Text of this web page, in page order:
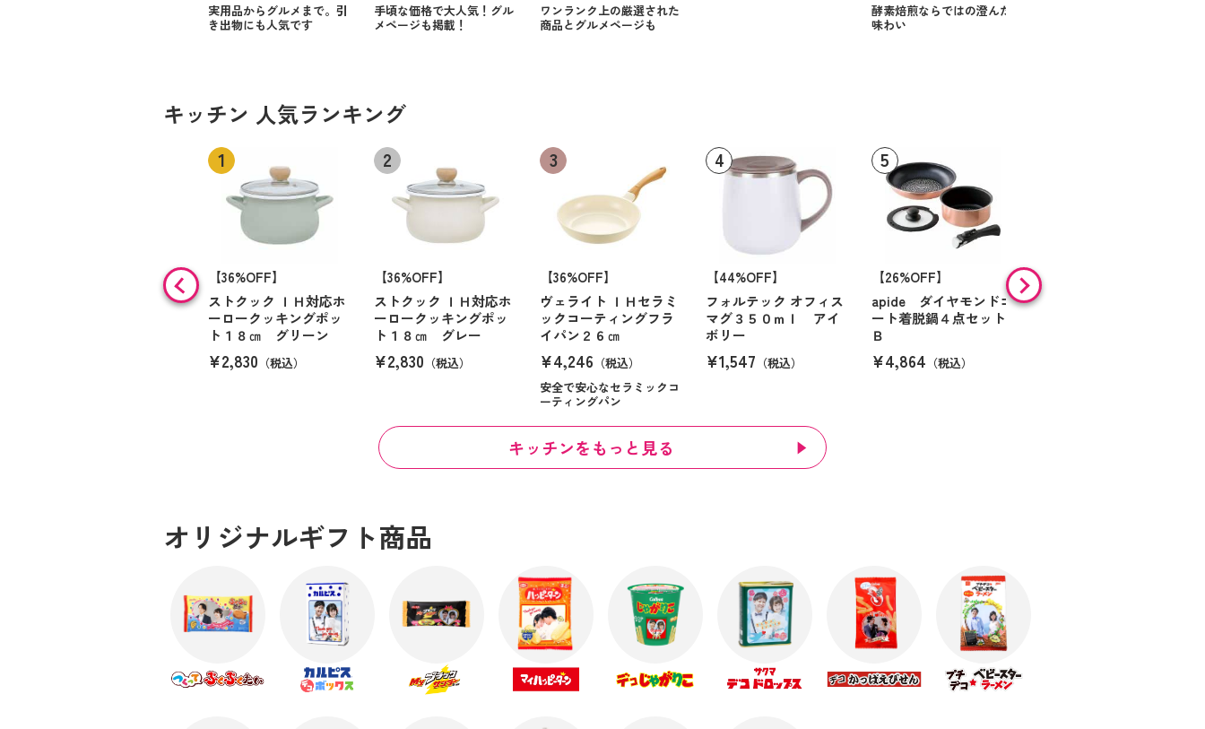
実用品からグルメまで。引
き出物にも人気です
手頃な価格で大人気！グル
メページも掲載！
ワンランク上の厳選された
商品とグルメページも
酵素焙煎ならではの澄んだ
味わい
キッチン 人気ランキング
【36%OFF】
ストクック ＩＨ対応ホ
ーロークッキングポッ
ト１８㎝ グリーン
¥2,830 （税込）
【36%OFF】
ストクック ＩＨ対応ホ
ーロークッキングポッ
ト１８㎝ グレー
¥2,830 （税込）
【36%OFF】
ヴェライト ＩＨセラミ
ックコーティングフラ
イパン２６㎝
¥4,246 （税込）
安全で安心なセラミックコ
ーティングパン
【44%OFF】
フォルテック オフィス
マグ３５０ｍｌ アイ
ボリー
¥1,547 （税込）
【26%OFF】
apide ダイヤモンドコ
ート着脱鍋４点セット
Ｂ
¥4,864 （税込）
HARIO 一膳屋 耐熱
ガラス製電子レンジ用
キッチンをもっと見る
オリジナルギフト商品